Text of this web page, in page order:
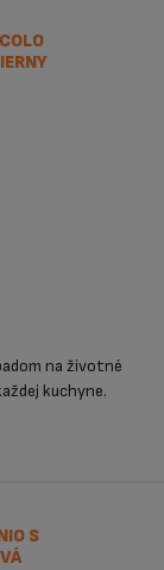
na životné
kuchyne.
S